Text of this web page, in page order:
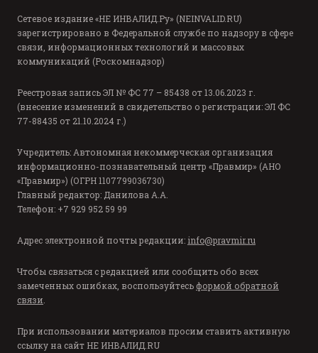
Сетевое издание «НЕ ИНВАЛИД.Ру» (NEINVALID.RU)
зарегистрировано в Федеральной службе по надзору в сфере
связи, информационных технологий и массовых
коммуникаций (Роскомнадзор)
Реестровая запись ЭЛ № ФС 77 – 85438 от 13.06.2023 г.
(внесение изменений в свидетельство о регистрации: ЭЛ ФС
77-88435 от 21.10.2024 г.)
Учредитель: Автономная некоммерческая организация
информационно-познавательный центр «Правмир» (АНО
«Правмир») (ОГРН 1107799036730)
Главный редактор: Данилова А.А.
Телефон: +7 929 952 59 99
Адрес электронной почты редакции: info@pravmir.ru
Чтобы связаться с редакцией или сообщить обо всех
замеченных ошибках, воспользуйтесь формой обратной
связи.
При использовании материалов просим ставить активную
ссылку на сайт НЕ ИНВАЛИД.RU